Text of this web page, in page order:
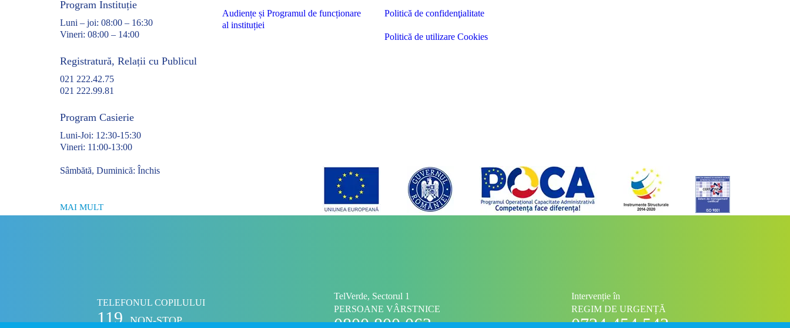
Program Instituție
Luni – joi: 08:00 – 16:30
Vineri: 08:00 – 14:00
Registratură, Relații cu Publicul
021 222.42.75
021 222.99.81
Program Casierie
Luni-Joi: 12:30-15:30
Vineri: 11:00-13:00
Sâmbătă, Duminică: Închis
MAI MULT
Audiențe și Programul de funcționare
al instituției
Politică de confidenţialitate
Politică de utilizare Cookies
TELEFONUL COPILULUI
119 NON-STOP
TelVerde, Sectorul 1
PERSOANE VÂRSTNICE
Intervenție în
REGIM DE URGENȚĂ